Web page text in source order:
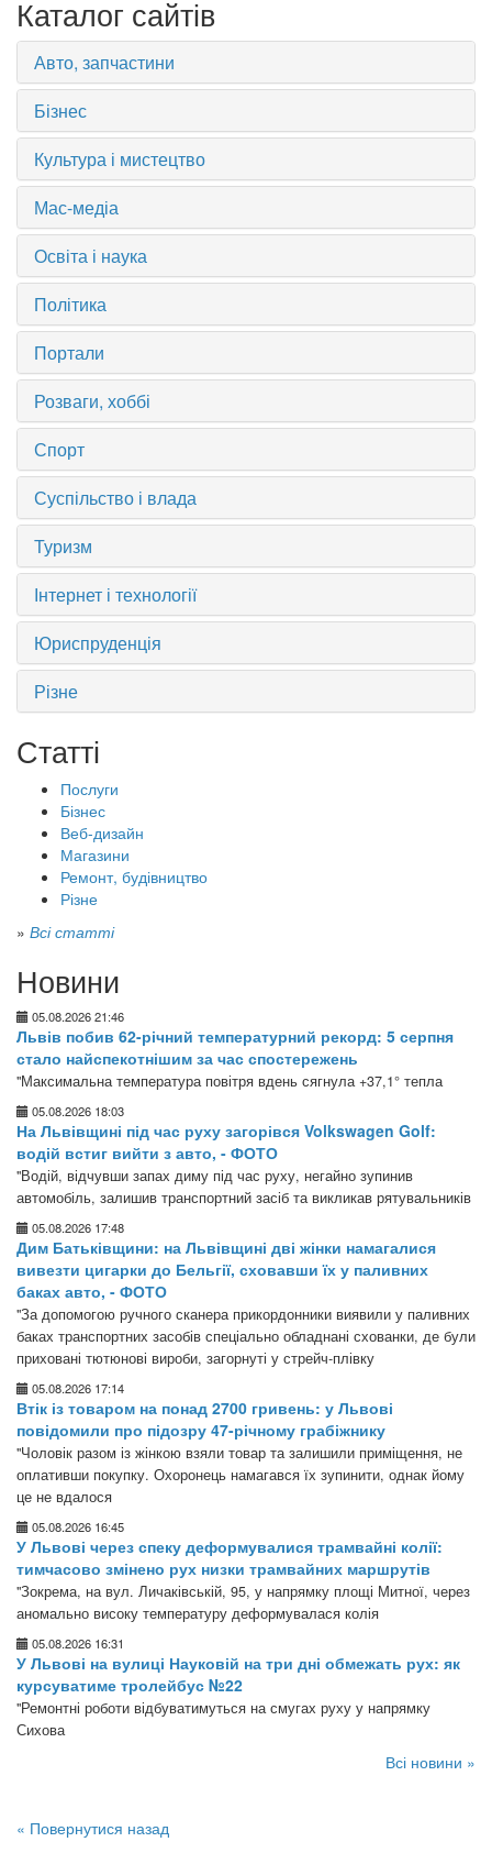
Каталог сайтів
Авто, запчастини
Бізнес
Культура і мистецтво
Мас-медіа
Освіта і наука
Політика
Портали
Розваги, хоббі
Спорт
Суспільство і влада
Туризм
Інтернет і технології
Юриспруденція
Різне
Статті
Послуги
Бізнес
Веб-дизайн
Магазини
Ремонт, будівництво
Різне
» Всі статті
Новини
05.08.2026 21:46
Львів побив 62-річний температурний рекорд: 5 серпня
стало найспекотнішим за час спостережень
"Максимальна температура повітря вдень сягнула +37,1° тепла
05.08.2026 18:03
На Львівщині під час руху загорівся Volkswagen Golf:
водій встиг вийти з авто, - ФОТО
"Водій, відчувши запах диму під час руху, негайно зупинив
автомобіль, залишив транспортний засіб та викликав рятувальників
05.08.2026 17:48
Дим Батьківщини: на Львівщині дві жінки намагалися
вивезти цигарки до Бельгії, сховавши їх у паливних
баках авто, - ФОТО
"За допомогою ручного сканера прикордонники виявили у паливних
баках транспортних засобів спеціально обладнані схованки, де були
приховані тютюнові вироби, загорнуті у стрейч-плівку
05.08.2026 17:14
Втік із товаром на понад 2700 гривень: у Львові
повідомили про підозру 47-річному грабіжнику
"Чоловік разом із жінкою взяли товар та залишили приміщення, не
оплативши покупку. Охоронець намагався їх зупинити, однак йому
це не вдалося
05.08.2026 16:45
У Львові через спеку деформувалися трамвайні колії:
тимчасово змінено рух низки трамвайних маршрутів
"Зокрема, на вул. Личаківській, 95, у напрямку площі Митної, через
аномально високу температуру деформувалася колія
05.08.2026 16:31
У Львові на вулиці Науковій на три дні обмежать рух: як
курсуватиме тролейбус №22
"Ремонтні роботи відбуватимуться на смугах руху у напрямку
Сихова
Всі новини »
« Повернутися назад